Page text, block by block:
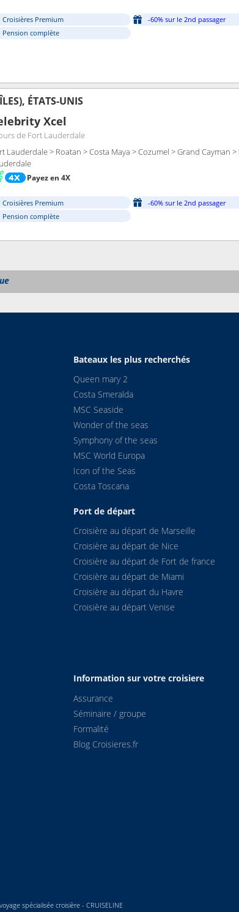
Croisières Premium
-60% sur le 2nd passager
Pension complète
ÉTATS-UNIS
Xcel
de Fort Lauderdale
Lauderdale > Roatan > Costa Maya > Cozumel > Grand Cayman
Payez en 4X
Croisières Premium
-60% sur le 2nd passager
Pension complète
Bateaux les plus recherchés
Queen mary 2
Costa Smeralda
MSC Seaside
Wonder of the seas
Symphony of the seas
MSC World Europa
Icon of the Seas
Costa Toscana
Port de départ
Croisière au départ de Marseille
Croisière au départ de Nice
Croisière au départ de Fort de france
Croisière au départ de Miami
Croisière au départ du Havre
Croisière au départ Venise
Information sur votre croisiere
Assurance
Séminaire / groupe
Formalité
Blog Croisieres.fr
spécialisée croisière - CRUISELINE